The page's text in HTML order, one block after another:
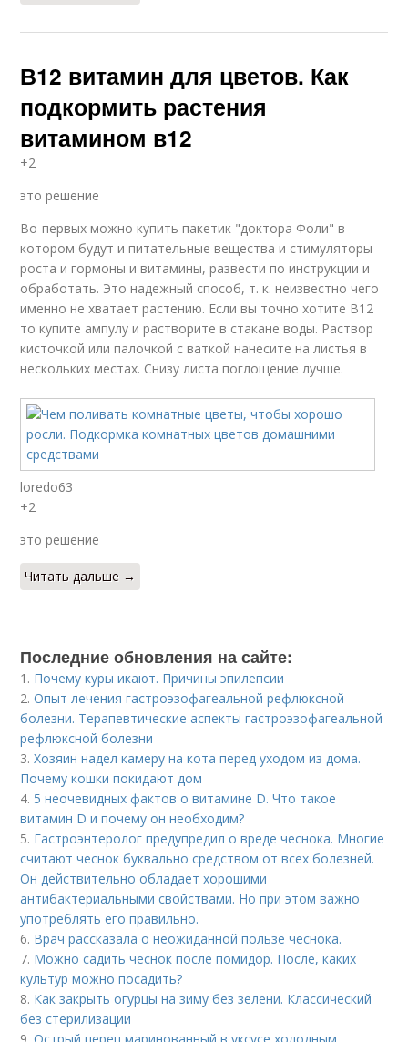
В12 витамин для цветов. Как
подкормить растения
витамином в12
+2
это решение
Во-первых можно купить пакетик "доктора Фоли" в
котором будут и питательные вещества и стимуляторы
роста и гормоны и витамины, развести по инструкции и
обработать. Это надежный способ, т. к. неизвестно чего
именно не хватает растению. Если вы точно хотите В12
то купите ампулу и растворите в стакане воды. Раствор
кисточкой или палочкой с ваткой нанесите на листья в
нескольких местах. Снизу листа поглощение лучше.
loredo63
+2
это решение
Читать дальше →
Последние обновления на сайте:
1. Почему куры икают. Причины эпилепсии
2.Опыт лечения гастроэзофагеальной рефлюксной
болезни. Терапевтические аспекты гастроэзофагеальной
рефлюксной болезни
3.Хозяин надел камеру на кота перед уходом из дома.
Почему кошки покидают дом
4. 5 неочевидных фактов о витамине D. Что такое
витамин D и почему он необходим?
5. Гастроэнтеролог предупредил о вреде чеснока. Многие
считают чеснок буквально средством от всех болезней.
Он действительно обладает хорошими
антибактериальными свойствами. Но при этом важно
употреблять его правильно.
6. Врач рассказала о неожиданной пользе чеснока.
7. Можно садить чеснок после помидор. После, каких
культур можно посадить?
8. Как закрыть огурцы на зиму без зелени. Классический
без стерилизации